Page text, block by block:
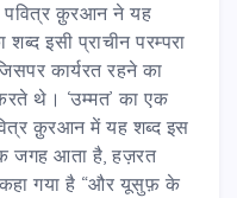
क़ुरआन ने यह
इसी प्राचीन परम्परा
कार्यरत रहने का
करते थे। ‘उम्मत’ का एक
क़ुरआन में यह शब्द इस
जगह आता है, हज़रत
गया है “और यूसुफ़ के